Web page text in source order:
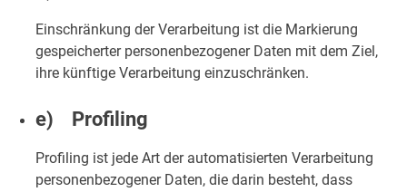
Einschränkung der Verarbeitung ist die Markierung
gespeicherter personenbezogener Daten mit dem Ziel,
ihre künftige Verarbeitung einzuschränken.
e) Profiling
Profiling ist jede Art der automatisierten Verarbeitung
personenbezogener Daten, die darin besteht, dass